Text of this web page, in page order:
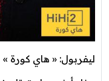
ليفربول: « هاي كورة »